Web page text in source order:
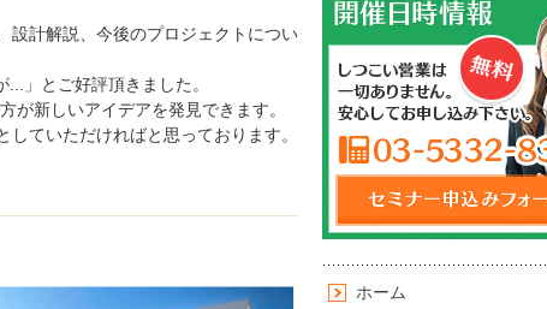
設計解説、今後のプロジェクトについ
」とご好評頂きました。
が新しいアイデアを発見できます。
ていただければと思っております。
ホーム